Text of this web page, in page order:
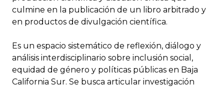
culmine en la publicación de un libro arbitrado y
en productos de divulgación científica.
Es un espacio sistemático de reflexión, diálogo y
análisis interdisciplinario sobre inclusión social,
equidad de género y políticas públicas en Baja
California Sur. Se busca articular investigación